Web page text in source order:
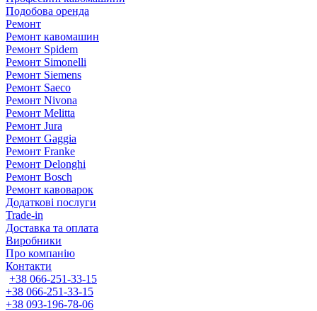
Подобова оренда
Ремонт
Ремонт кавомашин
Ремонт Spidem
Ремонт Simonelli
Ремонт Siemens
Ремонт Saeco
Ремонт Nivona
Ремонт Melitta
Ремонт Jura
Ремонт Gaggia
Ремонт Franke
Ремонт Delonghi
Ремонт Bosch
Ремонт кавоварок
Додаткові послуги
Trade-in
Доставка та оплата
Виробники
Про компанію
Контакти
+38 066-251-33-15
+38 066-251-33-15
+38 093-196-78-06